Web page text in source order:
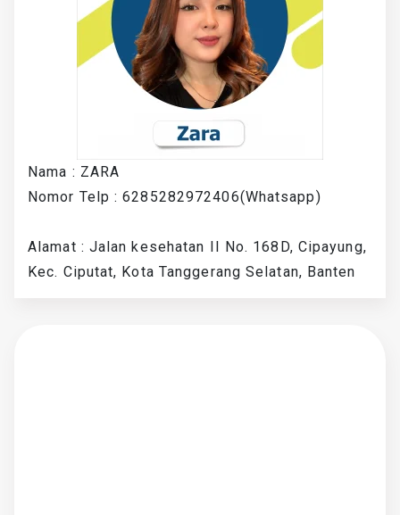
Nama : ZARA
Nomor Telp : 6285282972406(Whatsapp)
Alamat : Jalan kesehatan II No. 168D, Cipayung,
Kec. Ciputat, Kota Tanggerang Selatan, Banten